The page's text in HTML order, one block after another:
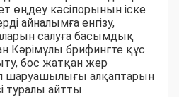
өңдеу кәсіпорынын іске
айналымға енгізу,
салуға басымдық
Кәрімұлы брифингте құс
бос жатқан жер
шаруашылығы алқаптарын
туралы айтты.